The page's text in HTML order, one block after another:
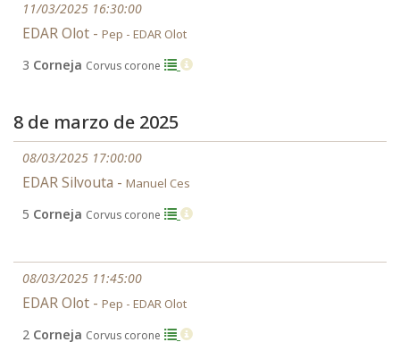
11/03/2025 16:30:00
EDAR Olot - Pep - EDAR Olot
3 Corneja Corvus corone
8 de marzo de 2025
08/03/2025 17:00:00
EDAR Silvouta - Manuel Ces
5 Corneja Corvus corone
08/03/2025 11:45:00
EDAR Olot - Pep - EDAR Olot
2 Corneja Corvus corone